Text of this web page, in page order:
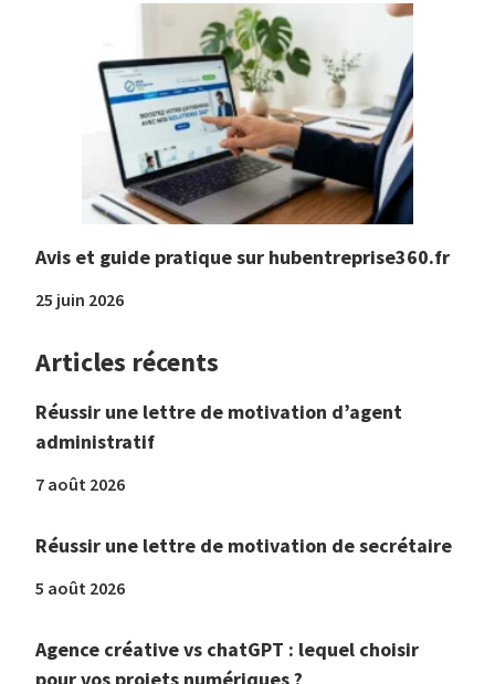
Avis et guide pratique sur hubentreprise360.fr
25 juin 2026
Articles récents
Réussir une lettre de motivation d’agent
administratif
7 août 2026
Réussir une lettre de motivation de secrétaire
5 août 2026
Agence créative vs chatGPT : lequel choisir